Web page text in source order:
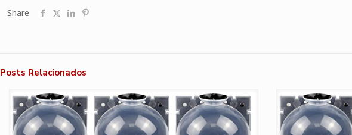
Share
Posts Relacionados